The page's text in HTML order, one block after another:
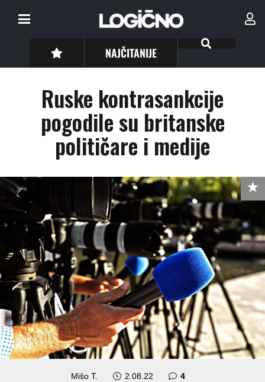
NAJČITANIJE
Ruske kontrasankcije
pogodile su britanske
političare i medije
Mišo T. 2.08.22 4komentara